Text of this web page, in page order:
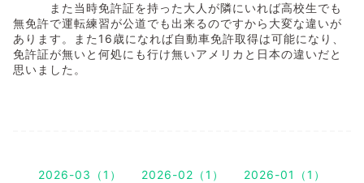
また当時免許証を持った大人が隣にいれば高校生でも
無免許で運転練習が公道でも出来るのですから大変な違いが
あります。また16歳になれば自動車免許取得は可能になり、
免許証が無いと何処にも行け無いアメリカと日本の違いだと
思いました。
2026-03（1） 2026-02（1）
2026-01（1）